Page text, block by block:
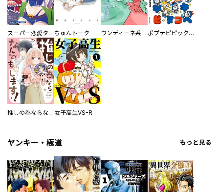
スーパー恋愛タイム！～現場でドＳな彼女は自宅でデレる～ ちゅんトーク ウンディーネ系彼氏 ポプテピピック SEASON EIGHT
推しの為ならなんでもします！ 女子高生VS-R
ヤンキー・極道 もっと見る